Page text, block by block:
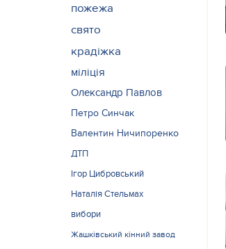
пожежа
свято
крадіжка
міліція
Олександр Павлов
Петро Синчак
Валентин Ничипоренко
ДТП
Ігор Цибровський
Наталія Стельмах
вибори
Жашківський кінний завод